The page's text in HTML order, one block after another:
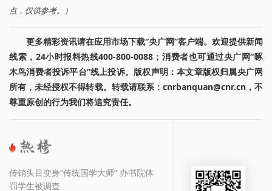
点，仅供参考。）
更多精彩资讯请在应用市场下载“央广网”客户端。欢迎提供新闻
线索，24小时报料热线400-800-0088；消费者也可通过央广网“啄
木鸟消费者投诉平台”线上投诉。版权声明：本文章版权归属央广网
所有，未经授权不得转载。转载请联系：cnrbanquan@cnr.cn，不
尊重原创的行为我们将追究责任。
传销头目变身“传统国学大师” 办书院体
罚学生被调查